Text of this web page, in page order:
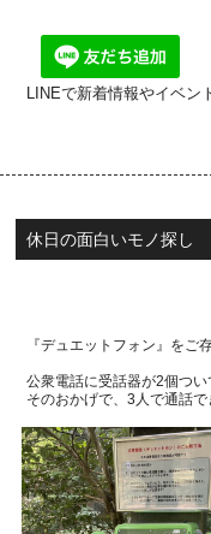
LINEで新着情報やイベ
休日の面白いモノ探し
『デュエットフォン』をご
公衆電話に受話器が2個つい
そのおかげで、 3 人で通話で